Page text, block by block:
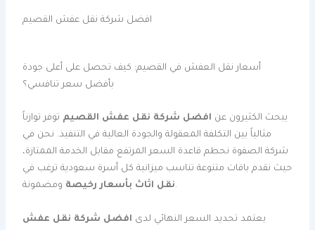
افضل شركة نقل عفش القصيم
أسعار نقل العفش في القصيم: كيف تحصل على أعلى جودة
بأفضل سعر تنافسي؟
يبحث الكثيرون عن افضل شركة نقل عفش القصيم توفر توازناً
مثالياً بين التكلفة المعقولة والجودة العالية في التنفيذ. نحن في
شركة الصفوة نحطم قاعدة السعر المرتفع مقابل الخدمة الممتازة،
حيث نقدم باقات متنوعة تناسب ميزانية كل أسرة سعودية ترغب في
نقل اثاث بأسعار رخيصةومضمونة.
يعتمد تحديد السعر النهائي لدى افضل شركة نقل عفش